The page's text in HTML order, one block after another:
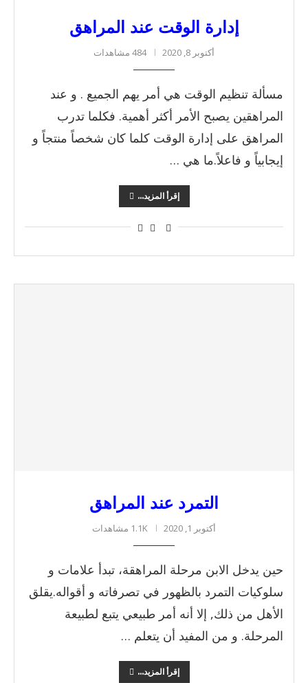
إدارة الوقت عند المراهق
أكتوبر 8, 2020 484 مشاهدات
مسألة تنظيم الوقت هي أمر يهم الجميع . و عند
المراهقين يصبح الأمر أكثر أهمية. فكلما تدرب
المراهق على إدارة الوقت كلما كان شخصاً منتجاً و
إيجابياً و فاعلاً.ما هي …
إقرأ المزيد...
التمرد عند المراهق
أكتوبر 1, 2020 1.1K مشاهدات
حين يدخل الابن مرحلة المراهقة، تبدأ علامات و
سلوكيات التمرد بالظهور في تصرفاته و أقواله.يقلق
الأهل من ذلك, إلا أنه أمر طبيعي يتبع لطبيعة
المرحلة. و من المفيد أن يتعلم …
إقرأ المزيد...